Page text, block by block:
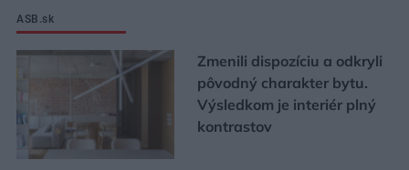
ASB.sk
Zmenili dispozíciu a odkryli
pôvodný charakter bytu.
Výsledkom je interiér plný
kontrastov